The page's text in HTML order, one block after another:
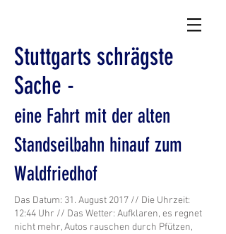
Stuttgarts schrägste
Sache -
eine Fahrt mit der alten
Standseilbahn hinauf zum
Waldfriedhof
Das Datum: 31. August 2017 // Die Uhrzeit:
12:44 Uhr // Das Wetter: Aufklaren, es regnet
nicht mehr, Autos rauschen durch Pfützen,